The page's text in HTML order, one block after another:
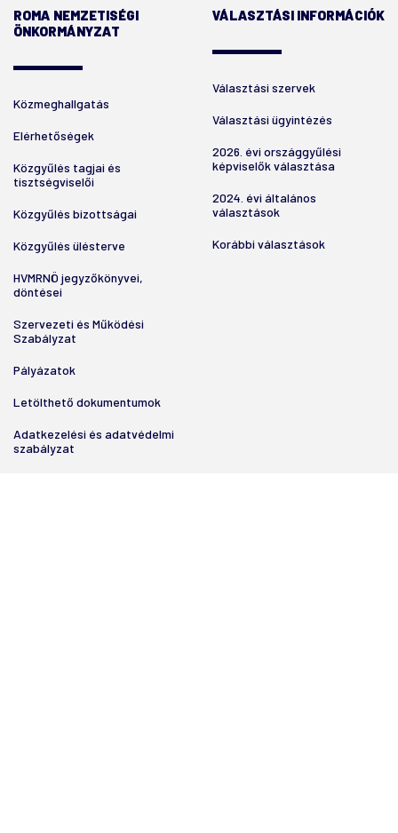
ROMA NEMZETISÉGI
ÖNKORMÁNYZAT
Közmeghallgatás
Elérhetőségek
Közgyűlés tagjai és
tisztségviselői
Közgyűlés bizottságai
Közgyűlés ülésterve
HVMRNÖ jegyzőkönyvei,
döntései
Szervezeti és Működési
Szabályzat
Pályázatok
Letölthető dokumentumok
Adatkezelési és adatvédelmi
szabályzat
VÁLASZTÁSI INFORMÁCIÓK
Választási szervek
Választási ügyintézés
2026. évi országgyűlési
képviselők választása
2024. évi általános
választások
Korábbi választások